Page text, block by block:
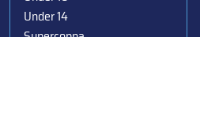
Under 14
Supercoppa